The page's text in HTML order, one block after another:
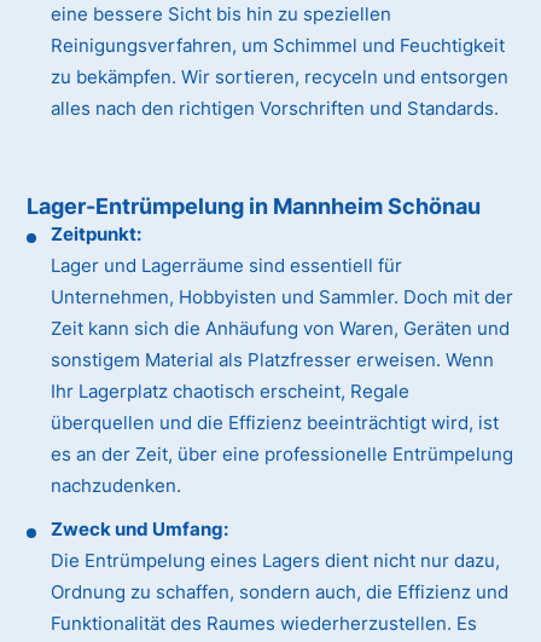
eine bessere Sicht bis hin zu speziellen
Reinigungsverfahren, um Schimmel und Feuchtigkeit
zu bekämpfen. Wir sortieren, recyceln und entsorgen
alles nach den richtigen Vorschriften und Standards.
Lager-Entrümpelung in Mannheim Schönau
Zeitpunkt:
Lager und Lagerräume sind essentiell für
Unternehmen, Hobbyisten und Sammler. Doch mit der
Zeit kann sich die Anhäufung von Waren, Geräten und
sonstigem Material als Platzfresser erweisen. Wenn
Ihr Lagerplatz chaotisch erscheint, Regale
überquellen und die Effizienz beeinträchtigt wird, ist
es an der Zeit, über eine professionelle Entrümpelung
nachzudenken.
Zweck und Umfang:
Die Entrümpelung eines Lagers dient nicht nur dazu,
Ordnung zu schaffen, sondern auch, die Effizienz und
Funktionalität des Raumes wiederherzustellen. Es